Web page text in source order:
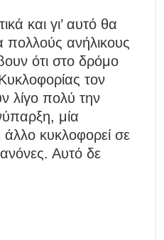
και γι’ αυτό θα
πολλούς ανήλικους
ότι στο δρόμο
τον
λίγο πολύ την
μία
άλλο κυκλοφορεί σε
Αυτό δε